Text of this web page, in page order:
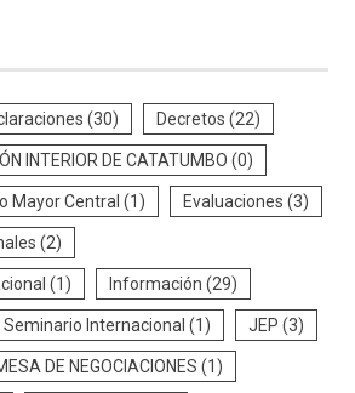
(30) Decretos (22)
INTERIOR DE CATATUMBO (0)
Mayor Central (1) Evaluaciones (3)
(2)
(1) Información (29)
I Seminario Internacional (1) JEP (3)
DE NEGOCIACIONES (1)